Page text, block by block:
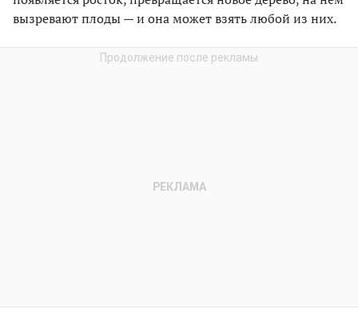
вызревают плоды — и она может взять любой из них.